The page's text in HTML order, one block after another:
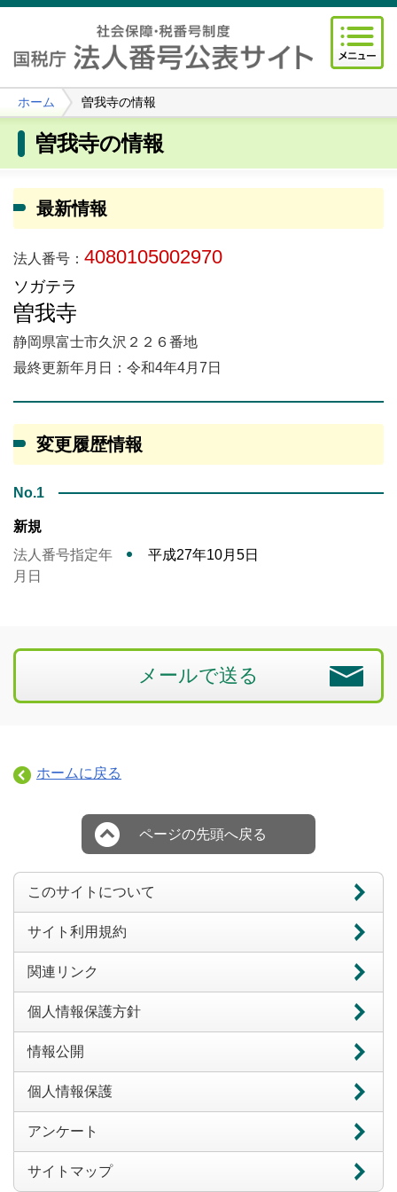
ホーム 曽我寺の情報
曽我寺の情報
最新情報
法人番号： 4080105002970
ソガテラ
曽我寺
静岡県富士市久沢２２６番地
最終更新年月日：令和4年4月7日
変更履歴情報
No.1
新規
法人番号指定年
月日
平成27年10月5日
メールで送る
ホームに戻る
ページの先頭へ戻る
このサイトについて
サイト利用規約
関連リンク
個人情報保護方針
情報公開
個人情報保護
アンケート
サイトマップ